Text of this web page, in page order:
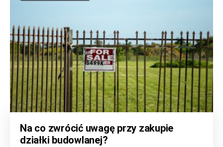
Na co zwrócić uwagę przy zakupie
działki budowlanej?